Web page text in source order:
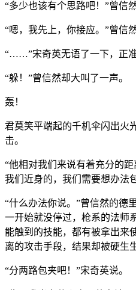
“多少也该有个思路吧！”曾信
“嗯，我先上，你接应。”曾信
“……”宋奇英无语了一下，正准
“躲！”曾信然却大叫了一声。
轰！
君莫笑平端起的千机伞闪出火
击。
“他相对我们来说有着充分的
我们近身的，我们需要想办法
“什么办法你说。”曾信然的德
一开始就没停过，枪系的法师
能触到的技能，都有被拿出来
离的攻击手段，结果却被硬生
“分两路包夹吧！”宋奇英说。